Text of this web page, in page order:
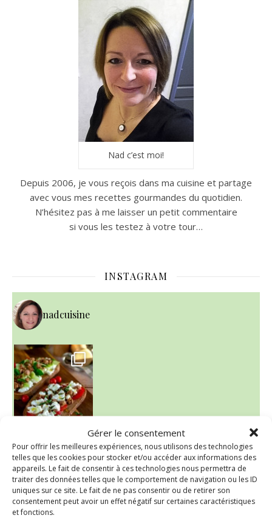
Gérer le consentement
Pour offrir les meilleures expériences, nous utilisons des technologies
telles que les cookies pour stocker et/ou accéder aux informations des
appareils. Le fait de consentir à ces technologies nous permettra de
traiter des données telles que le comportement de navigation ou les ID
uniques sur ce site. Le fait de ne pas consentir ou de retirer son
consentement peut avoir un effet négatif sur certaines caractéristiques
et fonctions.
Nad c’est moi!
Depuis 2006, je vous reçois dans ma cuisine et partage
avec vous mes recettes gourmandes du quotidien.
N’hésitez pas à me laisser un petit commentaire
si vous les testez à votre tour…
INSTAGRAM
nadcuisine
~ NICE CREAM À LA FRAISE ~
Presque un mois que